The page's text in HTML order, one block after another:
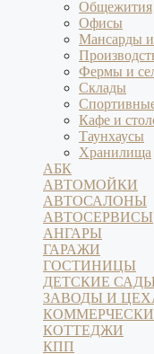
Общежития
Офисы
Мансарды
Фермы и
Склады
Кафе и
Таунхаусы
Хранилища
АБК
АВТОМОЙКИ
АВТОСАЛОНЫ
АВТОСЕРВИСЫ
АНГАРЫ
ГАРАЖИ
ГОСТИНИЦЫ
ДЕТСКИЕ
ЗАВОДЫ И
КОТТЕДЖИ
КПП